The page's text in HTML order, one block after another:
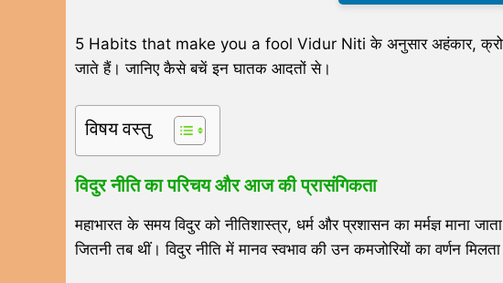
5 Habits that make you a fool Vidur Niti के अनुसार अहंकार,
जाते हैं। जानिए कैसे बचें इन घातक आदतों से।
विषय वस्तु
विदुर नीति का परिचय और आज की प्रासंगिकता
महाभारत के समय विदुर को नीतिशास्त्र, धर्म और प्रशासन का मर्मज्ञ माना
जितनी तब थीं। विदुर नीति में मानव स्वभाव की उन कमजोरियों का वर्णन